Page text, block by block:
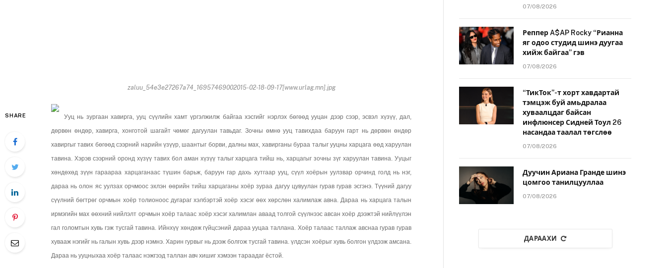
zaluu_54e3e27267a74_16957469002015-02-18-09-17[www.urlag.mn].jpg
SHARE Ууц нь зургаан хавирга, ууц сүүлийн хамт үргэлжилж байгаа хэсгийг нэрлэх бөгөөд ууцан дээр сээр, эсвэл хүзүү, дал,
дөрвөн өндөр, хавирга, хонготой шагайт чөмөг дагуулан тавьдаг. Зочны өмнө ууц тавихдаа баруун гарт нь дөрвөн өндөр
хавиргыг тавих бөгөөд сээрний нарийн үзүүр, шаантыг борви, далны мах, хавирганы бураа талыг ууцны харцага өөд харуулан
тавина. Хэрэв сээрний оронд хүзүү тавих бол аман хүзүү талыг харцага тийш нь, харцагыг зочны зүг харуулан тавина. Ууцыг
хөндөхөд зүүн гараараа харцаганаас түшин барьж, баруун гар дахь хутгаар ууц, сүүл хоёрын уулзвар орчинд голд нь нэг,
дараа нь олон яс уулзах орчмоос эхлэн өөрийн тийш харцаганы хоёр зураа дагуу цувуулан гурав гурав эсгэнэ. Түүний дагуу
сүүлний бөгтрөг орчмын хоёр толионоос дугараг хэлбэртэй хоёр хэсэг өөх хөрслөн халимлаж авна. Дараа нь харцага талын
ирмэгийн мах өөхний нийлэлт орчмын хоёр талаас хоёр хэсэг халимлан аваад толгой сүүлнээс авсан хоёр дээжтэй нийлүүлэн
гал голомтын хувь гэж тусгай тавина. Ийнхүү хөндөж гүйцсэний дараа ууцаа таллана. Хоёр талаас таллаж авснаа гурав гурав
хувааж нэгийг нь галын хувь дээр нэмнэ. Харин гурвыг нь дээж болгож тусгай тавина. үлдсэн хоёрыг хувь болгон үлдээж амсана.
Дараа нь ууцныхаа хоёр талаас нэжгээд таллан авч хишиг хэмээн тараадаг ёстой.
07/08/2026
Реппер A$AP Rocky “Рианна
яг одоо студид шинэ дуугаа
хийж байгаа” гэв
07/08/2026
“ТикТок”-т хорт хавдартай
тэмцэж буй амьдралаа
хуваалцдаг байсан
инфлюнсер Сидней Тоул 26
насандаа таалал төгслөө
07/08/2026
Дуучин Ариана Гранде шинэ
цомгоо танилцууллаа
07/08/2026
ДАРААХИ